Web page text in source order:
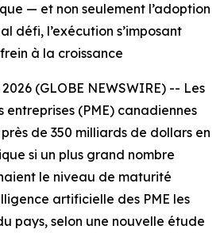
— et non seulement l’adoption
défi, l’exécution s’imposant
à la croissance
(GLOBE NEWSWIRE) -- Les
entreprises (PME) canadiennes
de 350 milliards de dollars en
si un plus grand nombre
le niveau de maturité
artificielle des PME les
pays, selon une nouvelle étude